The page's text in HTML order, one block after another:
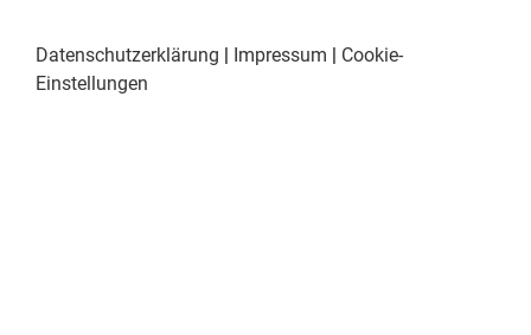
Datenschutzerklärung Impressum
Cookie-
Einstellungen